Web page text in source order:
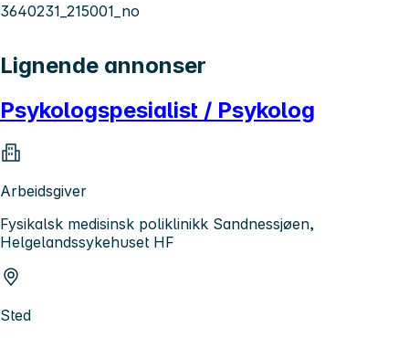
3640231_215001_no
Lignende annonser
Psykologspesialist / Psykolog
Arbeidsgiver
Fysikalsk medisinsk poliklinikk Sandnessjøen,
Helgelandssykehuset HF
Sted